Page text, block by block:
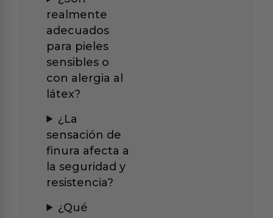
realmente
adecuados
para pieles
sensibles o
con alergia al
látex?
¿La
sensación de
finura afecta a
la seguridad y
resistencia?
¿Qué